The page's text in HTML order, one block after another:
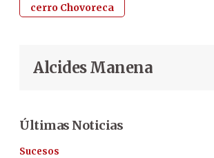
cerro Chovoreca
Alcides Manena
Últimas Noticias
Sucesos